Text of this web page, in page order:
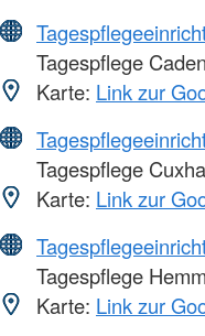
Tagespflege
Karte: Link zur
Tagespflege
Karte: Link zur
Tagespflege
Karte: Link zur